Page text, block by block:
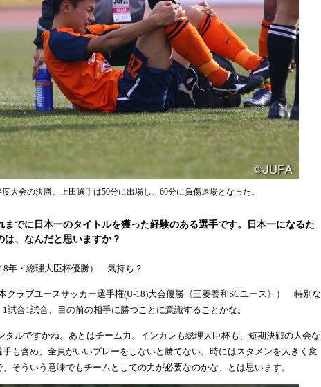
度大会の決勝。上田選手は50分に出場し、60分に負傷退場となった。
までに日本一のタイトルを獲った経験のある選手です。日本一になるた
は、なんだと思いますか？
年・総理大臣杯優勝） 気持ち？
本クラブユースサッカー選手権(U-18)大会優勝《三菱養和SCユース》） 特別な
試合1試合、目の前の相手に勝つことに意識することかな。
ルですかね。あとはチーム力。インカレも総理大臣杯も、短期決戦の大会な
も含め、全員がいいプレーをしないと勝てない。時にはスタメンを大きく変
そういう意味でもチームとしての力が必要なのかな、とは思います。